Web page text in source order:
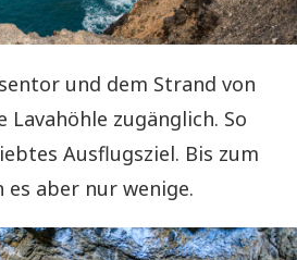
und dem Strand von
zugänglich. So
Ausflugsziel. Bis zum
es aber nur wenige.